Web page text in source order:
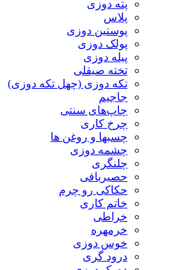
پته دوزی
پلاس
پوستین دوزی
پولک دوزی
پیله دوزی
تخته صیقلی
تکه دوزی (چهل تکه دوزی)
جاجیم
چاپ‌های سنتی
چرخ کاری
چسبها و روغن ها
چشمه دوزی
چلنگری
حصیربافی
حکاکی رو چرم
خاتم کاری
خراطی
خرمهره
خوس دوزی
درود گری